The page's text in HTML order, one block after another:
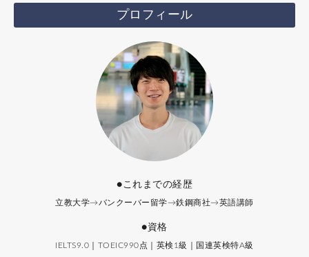
プロフィール
●これまでの経歴
立教大学→バンクーバー留学→鉄鋼商社→英語講師
●資格
IELTS9.0｜TOEIC990点｜英検1級｜国連英検特A級